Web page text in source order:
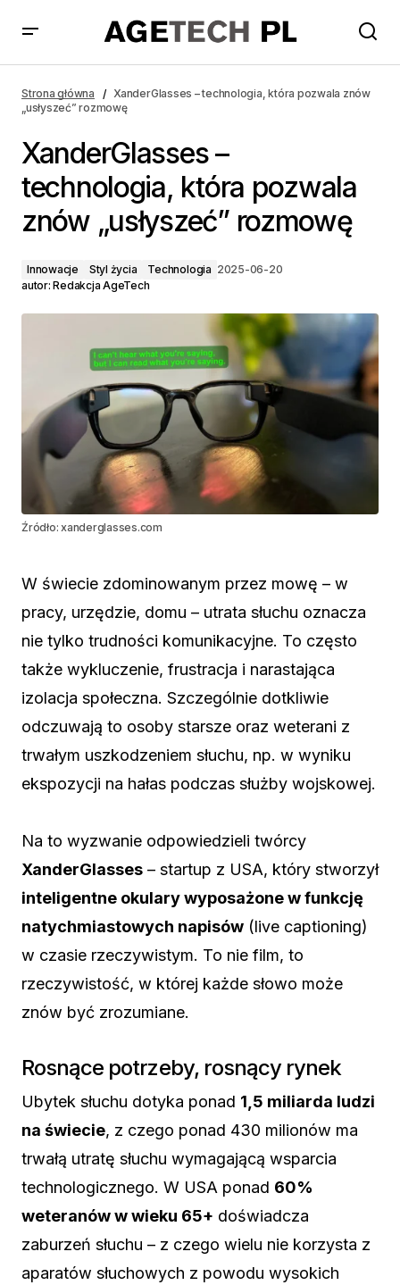
„usłyszeć” rozmowę
Strona główna
XanderGlasses – technologia, która pozwala znów
„usłyszeć” rozmowę
XanderGlasses –
technologia, która pozwala
znów „usłyszeć” rozmowę
Innowacje Styl życia Technologia 2025-06-20
autor: Redakcja AgeTech
Źródło: xanderglasses.com
W świecie zdominowanym przez mowę – w
pracy, urzędzie, domu – utrata słuchu oznacza
nie tylko trudności komunikacyjne. To często
także wykluczenie, frustracja i narastająca
izolacja społeczna. Szczególnie dotkliwie
odczuwają to osoby starsze oraz weterani z
trwałym uszkodzeniem słuchu, np. w wyniku
ekspozycji na hałas podczas służby wojskowej.
Na to wyzwanie odpowiedzieli twórcy
XanderGlasses – startup z USA, który stworzył
inteligentne okulary wyposażone w funkcję
natychmiastowych napisów (live captioning)
w czasie rzeczywistym. To nie film, to
rzeczywistość, w której każde słowo może
znów być zrozumiane.
Rosnące potrzeby, rosnący rynek
Ubytek słuchu dotyka ponad 1,5 miliarda ludzi
na świecie, z czego ponad 430 milionów ma
trwałą utratę słuchu wymagającą wsparcia
technologicznego. W USA ponad 60%
weteranów w wieku 65+ doświadcza
zaburzeń słuchu – z czego wielu nie korzysta z
aparatów słuchowych z powodu wysokich